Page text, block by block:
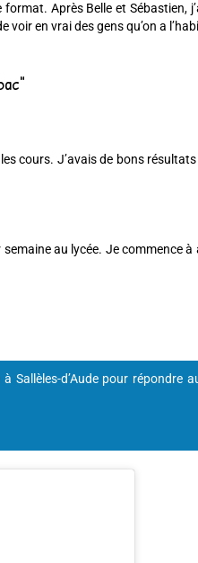
Après Belle et Sébastien,
en vrai des gens qu’on a
cours. J’avais de bons
au lycée. Je commence
d’Aude pour répondre